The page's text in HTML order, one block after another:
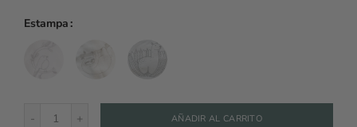
Estampa
Camperita Recién Nacido cantidad
AÑADIR AL CARRITO